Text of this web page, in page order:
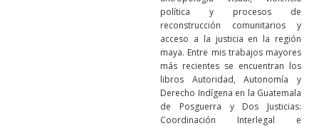
política y procesos de
reconstrucción comunitarios y
acceso a la justicia en la región
maya. Entre mis trabajos mayores
más recientes se encuentran los
libros Autoridad, Autonomía y
Derecho Indígena en la Guatemala
de Posguerra y Dos Justicias:
Coordinación Interlegal e